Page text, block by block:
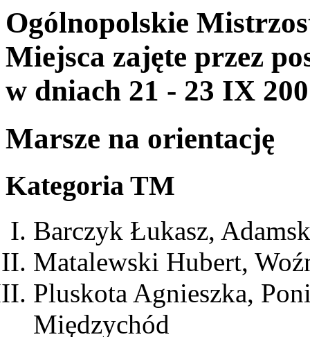
Ogólnopolskie
Miejsca zajęte przez
w dniach 21 - 23 IX
Marsze na orientację
Kategoria TM
Barczyk Łukasz,
Matalewski Hubert,
Pluskota Agnieszka,
Międzychód